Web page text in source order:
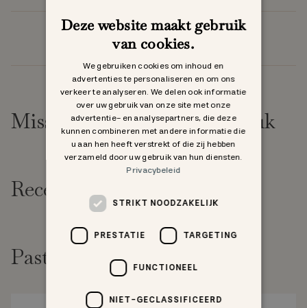
Misschien vind je dit ook leuk
Recent bekeken
Past goed bij
Deze website maakt gebruik
van cookies.
We gebruiken cookies om inhoud en
advertenties te personaliseren en om ons
verkeer te analyseren. We delen ook informatie
over uw gebruik van onze site met onze
advertentie- en analysepartners, die deze
kunnen combineren met andere informatie die
u aan hen heeft verstrekt of die zij hebben
verzameld door uw gebruik van hun diensten.
Privacybeleid
STRIKT NOODZAKELIJK
PRESTATIE TARGETING
FUNCTIONEEL
NIET-GECLASSIFICEERD